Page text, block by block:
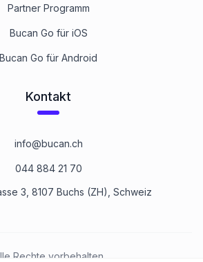
Partner Programm
Bucan Go für iOS
Bucan Go für Android
Kontakt
info@bucan.ch
044 884 21 70
3, 8107 Buchs (ZH), Schweiz
Rechte vorbehalten